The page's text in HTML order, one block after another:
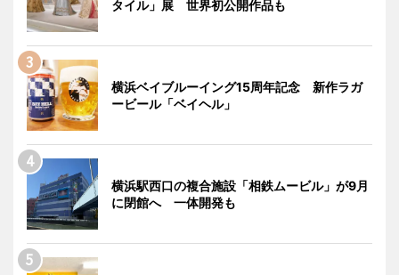
タイル」展 世界初公開作品も
横浜ベイブルーイング15周年記念 新作ラガ
ービール「ベイヘル」
横浜駅西口の複合施設「相鉄ムービル」が9月
に閉館へ 一体開発も